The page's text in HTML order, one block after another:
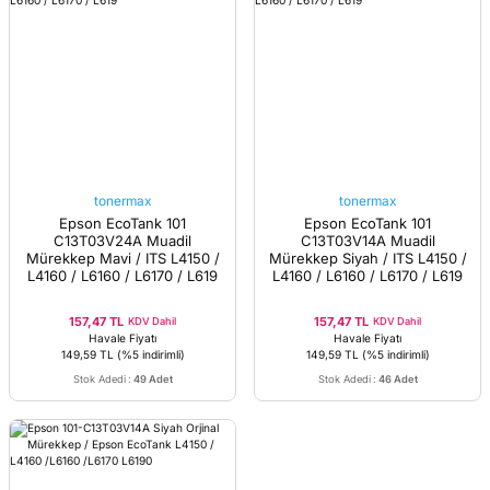
tonermax
Epson EcoTank 101
C13T03V24A Muadil
Mürekkep Mavi / ITS L4150 /
L4160 / L6160 / L6170 / L619
157,47 TL KDV Dahil
Havale Fiyatı
149,59 TL
(%5 indirimli)
Stok Adedi : 49 Adet
tonermax
Epson EcoTank 101
C13T03V14A Muadil
Mürekkep Siyah / ITS L4150 /
L4160 / L6160 / L6170 / L619
157,47 TL KDV Dahil
Havale Fiyatı
149,59 TL
(%5 indirimli)
Stok Adedi : 46 Adet